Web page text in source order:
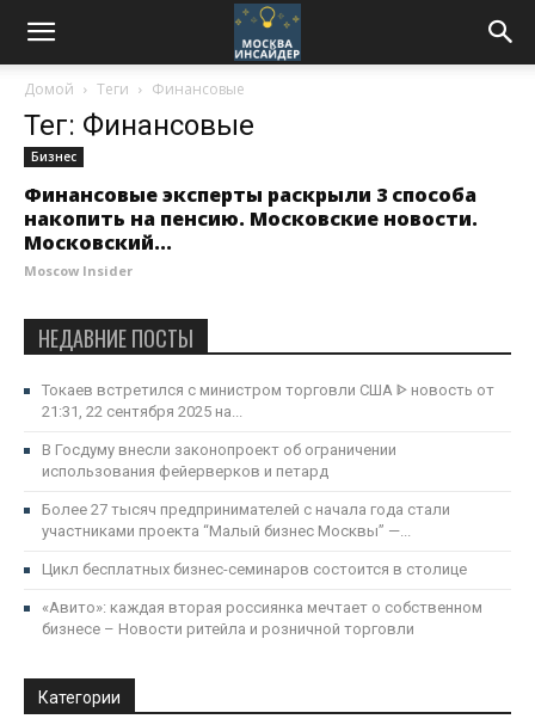
Домой Теги Финансовые
Тег: Финансовые
Бизнес
Финансовые эксперты раскрыли 3 способа
накопить на пенсию. Московские новости.
Московский...
Moscow Insider
НЕДАВНИЕ ПОСТЫ
Токаев встретился с министром торговли США ᐈ новость от
21:31, 22 сентября 2025 на...
В Госдуму внесли законопроект об ограничении
использования фейерверков и петард
Более 27 тысяч предпринимателей с начала года стали
участниками проекта “Малый бизнес Москвы” —...
Цикл бесплатных бизнес-семинаров состоится в столице
«Авито»: каждая вторая россиянка мечтает о собственном
бизнесе – Новости ритейла и розничной торговли
Категории